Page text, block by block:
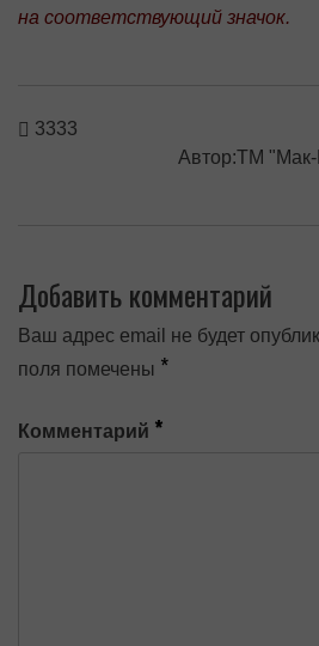
на соответствующий значок.
3333
Автор:ТМ
Добавить комментарий
Ваш адрес email не будет
поля помечены *
Комментарий *